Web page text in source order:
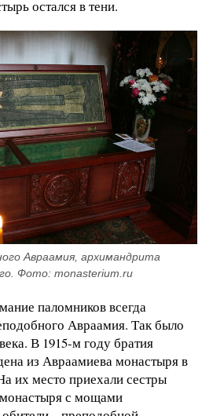
остался в тени.
Авраамия, архимандрита
Фото: monasterium.ru
паломников всегда
Авраамия. Так было
В 1915-м году братия
из Авраамиева монастыря в
их место приехали сестры
с мощами